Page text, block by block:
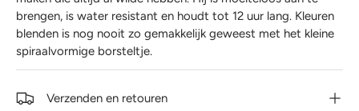
brengen, is water resistant en houdt tot 12 uur lang. Kleuren
blenden is nog nooit zo gemakkelijk geweest met het kleine
spiraalvormige borsteltje.
Verzenden en retouren